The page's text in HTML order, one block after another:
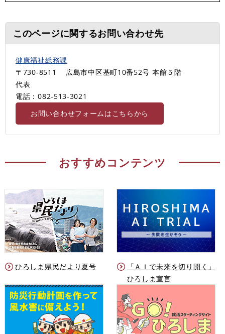
このページに関するお問い合わせ先
健康福祉総務課
〒730-8511
広島市中区基町10番52号 本館５階
代表
電話：082-513‐3021
お問い合わせフォームはこちらから
おすすめコンテンツ
ひろしま県民だより夏号
「ＡＩで未来を切り開く」
ひろしま宣言